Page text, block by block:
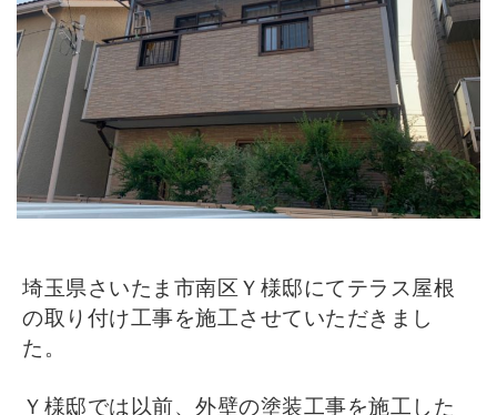
埼玉県さいたま市南区Ｙ様邸にてテラス屋根
の取り付け工事を施工させていただきまし
た。
Ｙ様邸では以前、外壁の塗装工事を施工した